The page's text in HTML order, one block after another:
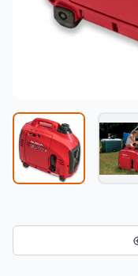
Македонски